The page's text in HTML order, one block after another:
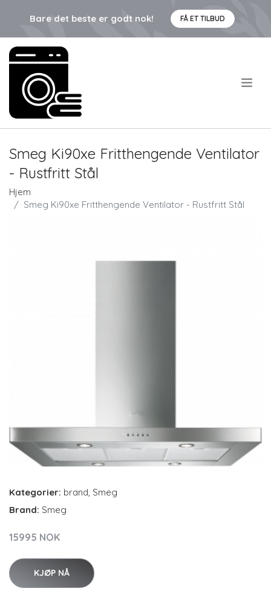
Bare det beste er godt nok! FÅ ET TILBUD
Smeg Ki90xe Fritthengende Ventilator
- Rustfritt Stål
Hjem
Smeg Ki90xe Fritthengende Ventilator - Rustfritt Stål
Kategorier: brand, Smeg
Brand: Smeg
15995 NOK
KJØP NÅ